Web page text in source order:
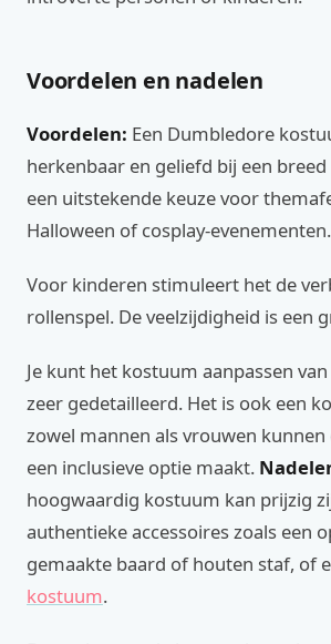
Voordelen en nadelen
Voordelen: Een Dumbledore
herkenbaar en geliefd bij een
een uitstekende keuze voor
Halloween of cosplay-evenementen.
Voor kinderen stimuleert het de
rollenspel. De veelzijdigheid is een
Je kunt het kostuum aanpassen
zeer gedetailleerd. Het is ook een
zowel mannen als vrouwen
een inclusieve optie maakt.
hoogwaardig kostuum kan prijzig
authentieke accessoires zoals een
gemaakte baard of houten staf, of
kostuum.